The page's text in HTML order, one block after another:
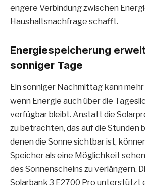
engere Verbindung zwischen
Haushaltsnachfrage schafft.
Energiespeicherung
sonniger Tage
Ein sonniger Nachmittag kann
wenn Energie auch über die
verfügbar bleibt. Anstatt die
zu betrachten, das auf die Stunden
denen die Sonne sichtbar ist,
Speicher als eine Möglichkeit
des Sonnenscheins zu verlängern.
Solarbank 3 E2700 Pro unterstützt